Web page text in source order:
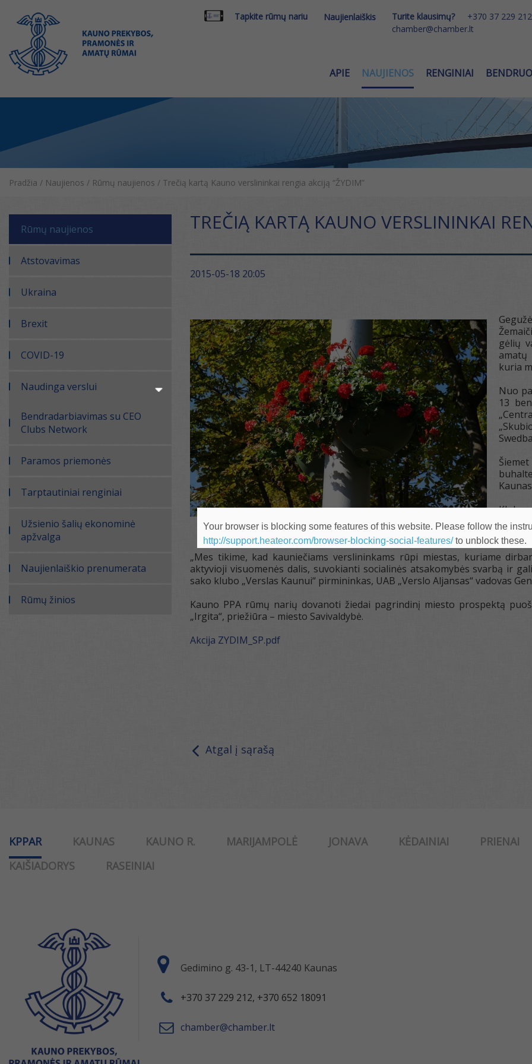
Tapkite rūmų nariu Naujienlaiškis Turite klausimų?
+370 37 229 212
chamber@chamber.lt
APIE NAUJIENOS RENGINIAI
Pradžia / Naujienos / Rūmų naujienos / Trečią kartą Kauno verslininkai rengia akciją “ŽYDIM”
Rūmų naujienos
Atstovavimas
Ukraina
Brexit
COVID-19
Naudinga verslui
Bendradarbiavimas su CEO
Clubs Network
Paramos priemonės
Tarptautiniai renginiai
Užsienio šalių ekonominė
apžvalga
Naujienlaiškio prenumerata
Rūmų žinios
TREČIĄ KARTĄ KAUNO VERSLININKAI
2015-05-18 20:05
gėlių
amatų
kuria
Nuo
13
Klubo
„Mes tikime, kad kauniečiams verslininkams rūpi miestas, kuriame
aktyvioji visuomenės dalis, suvokianti socialinės atsakomybės svarbą ir
sako klubo „Verslas Kaunui“ pirmininkas, UAB „Verslo Aljansas“ vadovas
Kauno PPA rūmų narių dovanoti žiedai pagrindinį miesto prospektą
„Irgita“, priežiūra – miesto Savivaldybė.
Akcija ZYDIM_SP.pdf
Atgal į sąrašą
KPPAR KAUNAS KAUNO R. MARIJAMPOLĖ JONAVA KĖDAINIAI PRIENAI
KAIŠIADORYS
RASEINIAI
Gedimino g. 43-1, LT-44240 Kaunas
+370 37 229 212, +370 652 18091
chamber@chamber.lt
Your browser is blocking some features of this website. Please follow the
http://support.heateor.com/browser-blocking-social-features/to unblock these.